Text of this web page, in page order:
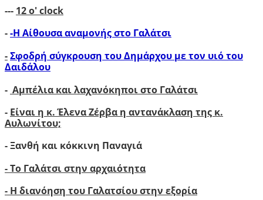
--- 12 ο' clock
--Η Αίθουσα αναμονής στο Γαλάτσι
-Σφοδρή σύγκρουση του Δημάρχου με τον υιό του
Δαιδάλου
- Αμπέλια και λαχανόκηποι στο Γαλάτσι
- Είναι η κ. Έλενα Ζέρβα η αντανάκλαση της κ.
Αυλωνίτου;
- Ξανθή και κόκκινη Παναγιά
- Το Γαλάτσι στην αρχαιότητα
- Η διανόηση του Γαλατσίου στην εξορία